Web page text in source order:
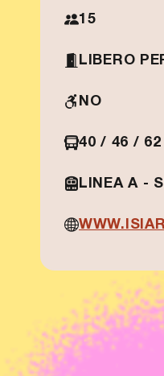
15
LIBERO
NO
40 / 46 /
LINEA A -